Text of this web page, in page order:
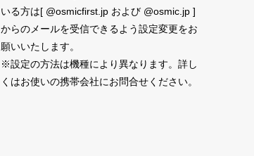
いる方は[ @osmicfirst.jp および @osmic.jp ]
からのメールを受信できるよう設定変更をお
願いいたします。
※設定の方法は機種により異なります。詳し
くはお使いの携帯会社にお問合せください。